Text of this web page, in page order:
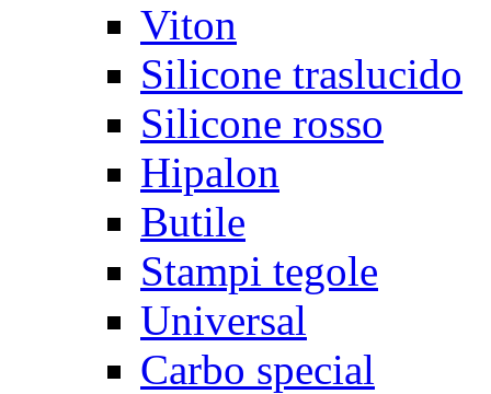
Viton
Silicone traslucido
Silicone rosso
Hipalon
Butile
Stampi tegole
Universal
Carbo special